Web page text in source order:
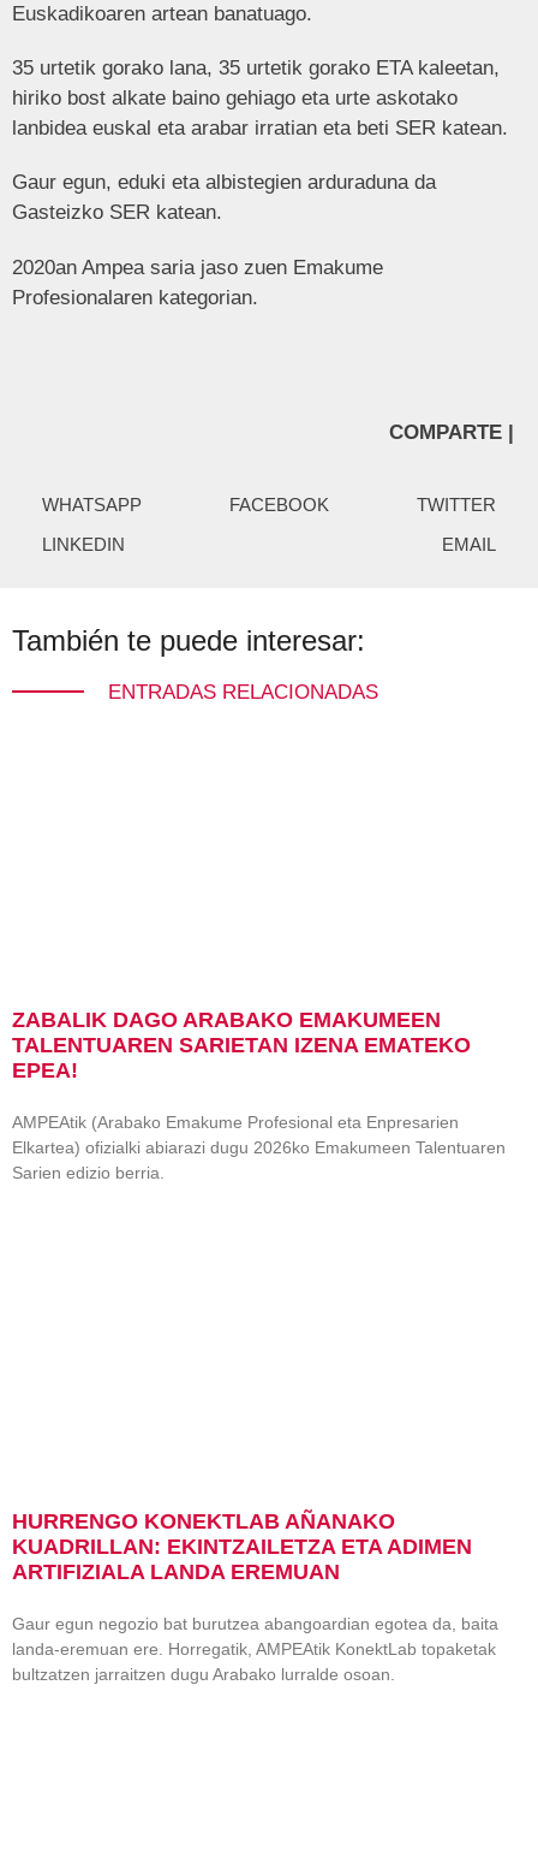
Euskadikoaren artean banatuago.
35 urtetik gorako lana, 35 urtetik gorako ETA kaleetan,
hiriko bost alkate baino gehiago eta urte askotako
lanbidea euskal eta arabar irratian eta beti SER katean.
Gaur egun, eduki eta albistegien arduraduna da
Gasteizko SER katean.
2020an Ampea saria jaso zuen Emakume
Profesionalaren kategorian.
COMPARTE |
WHATSAPP FACEBOOK
TWITTER
LINKEDIN
EMAIL
También te puede interesar:
ENTRADAS RELACIONADAS
ZABALIK DAGO ARABAKO EMAKUMEEN
TALENTUAREN SARIETAN IZENA EMATEKO
EPEA!
AMPEAtik (Arabako Emakume Profesional eta Enpresarien
Elkartea) ofizialki abiarazi dugu 2026ko Emakumeen Talentuaren
Sarien edizio berria.
HURRENGO KONEKTLAB AÑANAKO
KUADRILLAN: EKINTZAILETZA ETA ADIMEN
ARTIFIZIALA LANDA EREMUAN
Gaur egun negozio bat burutzea abangoardian egotea da, baita
landa-eremuan ere. Horregatik, AMPEAtik KonektLab topaketak
bultzatzen jarraitzen dugu Arabako lurralde osoan.